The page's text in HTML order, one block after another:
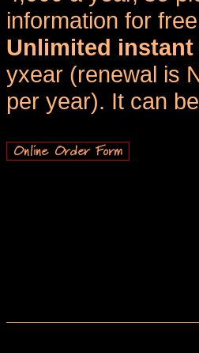
information for
Unlimited instant
yxear (renewal is
per year). It can